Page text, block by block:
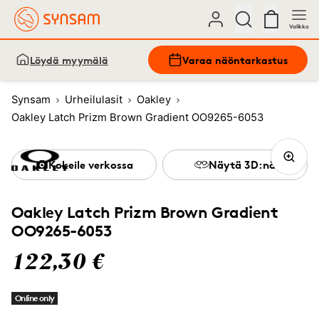
Valikko
Löydä myymälä Varaa näöntarkastus
Synsam Urheilulasit
Oakley
Oakley Latch Prizm Brown Gradient OO9265-6053
Oakley Latch Prizm Brown Gradient
OO9265-6053
122,30 €
Online only
Kokeile verkossa Näytä 3D:nä